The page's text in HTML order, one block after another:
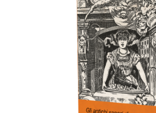
AGGIUNGI AL CARRELLO